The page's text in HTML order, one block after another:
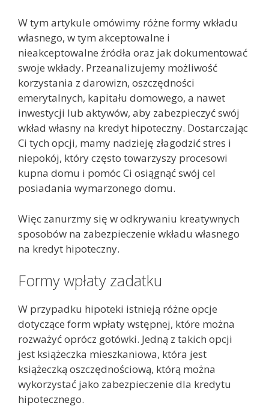
W tym artykule omówimy różne formy wkładu
własnego, w tym akceptowalne i
nieakceptowalne źródła oraz jak dokumentować
swoje wkłady. Przeanalizujemy możliwość
korzystania z darowizn, oszczędności
emerytalnych, kapitału domowego, a nawet
inwestycji lub aktywów, aby zabezpieczyć swój
wkład własny na kredyt hipoteczny. Dostarczając
Ci tych opcji, mamy nadzieję złagodzić stres i
niepokój, który często towarzyszy procesowi
kupna domu i pomóc Ci osiągnąć swój cel
posiadania wymarzonego domu.
Więc zanurzmy się w odkrywaniu kreatywnych
sposobów na zabezpieczenie wkładu własnego
na kredyt hipoteczny.
Formy wpłaty zadatku
W przypadku hipoteki istnieją różne opcje
dotyczące form wpłaty wstępnej, które można
rozważyć oprócz gotówki. Jedną z takich opcji
jest książeczka mieszkaniowa, która jest
książeczką oszczędnościową, którą można
wykorzystać jako zabezpieczenie dla kredytu
hipotecznego.